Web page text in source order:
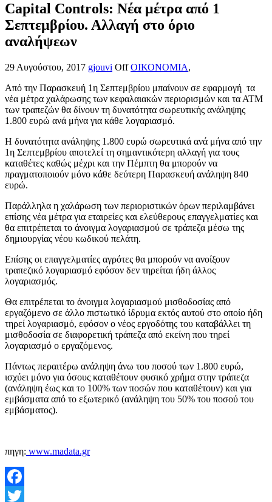
Capital Controls: Νέα μέτρα από 1
Σεπτεμβρίου. Αλλαγή στο όριο
αναλήψεων
29 Αυγούστου, 2017 gjouvi Off ΟΙΚΟΝΟΜΙΑ,
Από την Παρασκευή 1η Σεπτεμβρίου μπαίνουν σε εφαρμογή τα
νέα μέτρα χαλάρωσης των κεφαλαιακών περιορισμών και τα ΑΤΜ
των τραπεζών θα δίνουν τη δυνατότητα σωρευτικής ανάληψης
1.800 ευρώ ανά μήνα για κάθε λογαριασμό.
Η δυνατότητα ανάληψης 1.800 ευρώ σωρευτικά ανά μήνα από την
1η Σεπτεμβρίου αποτελεί τη σημαντικότερη αλλαγή για τους
καταθέτες καθώς μέχρι και την Πέμπτη θα μπορούν να
πραγματοποιούν μόνο κάθε δεύτερη Παρασκευή ανάληψη 840
ευρώ.
Παράλληλα η χαλάρωση των περιοριστικών όρων περιλαμβάνει
επίσης νέα μέτρα για εταιρείες και ελεύθερους επαγγελματίες και
θα επιτρέπεται το άνοιγμα λογαριασμού σε τράπεζα μέσω της
δημιουργίας νέου κωδικού πελάτη.
Επίσης οι επαγγελματίες αγρότες θα μπορούν να ανοίξουν
τραπεζικό λογαριασμό εφόσον δεν τηρείται ήδη άλλος
λογαριασμός.
Θα επιτρέπεται το άνοιγμα λογαριασμού μισθοδοσίας από
εργαζόμενο σε άλλο πιστωτικό ίδρυμα εκτός αυτού στο οποίο ήδη
τηρεί λογαριασμό, εφόσον ο νέος εργοδότης του καταβάλλει τη
μισθοδοσία σε διαφορετική τράπεζα από εκείνη που τηρεί
λογαριασμό ο εργαζόμενος.
Πάντως περαιτέρω ανάληψη άνω του ποσού των 1.800 ευρώ,
ισχύει μόνο για όσους καταθέτουν φυσικό χρήμα στην τράπεζα
(ανάληψη έως και το 100% των ποσών που καταθέτουν) και για
εμβάσματα από το εξωτερικό (ανάληψη του 50% του ποσού του
εμβάσματος).
πηγη: www.madata.gr
Facebook